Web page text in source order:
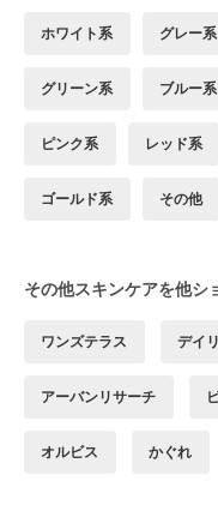
ホワイト系 グレー系
グリーン系 ブルー系
ピンク系 レッド系
ゴールド系 その他
その他スキンケアを他シ
ワンズテラス デイ
アーバンリサーチ
オルビス かぐれ